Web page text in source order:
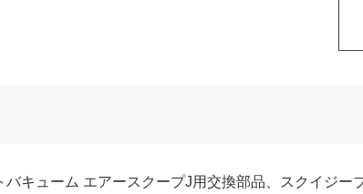
キューム エアースクープJ用交換部品、スクイジ